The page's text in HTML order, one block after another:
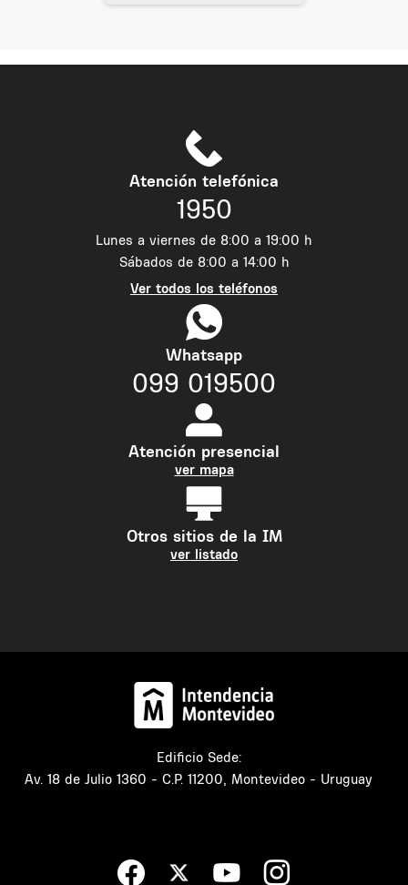
Atención telefónica
1950
Lunes a viernes de 8:00 a 19:00 h
Sábados de 8:00 a 14:00 h
Ver todos los teléfonos
Whatsapp
099 019500
Atención presencial
ver mapa
Otros sitios de la IM
ver listado
Edificio Sede:
Av. 18 de Julio 1360 - C.P. 11200, Montevideo - Uruguay